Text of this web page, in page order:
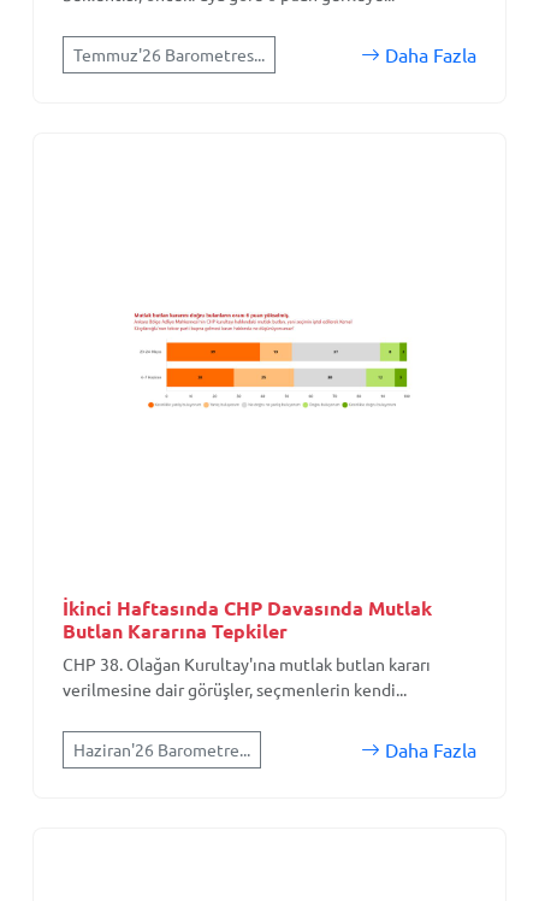
Temmuz'26 Barometres... Daha Fazla
İkinci Haftasında CHP Davasında Mutlak
Butlan Kararına Tepkiler
CHP 38. Olağan Kurultay'ına mutlak butlan kararı
verilmesine dair görüşler, seçmenlerin kendi...
Haziran'26 Barometre... Daha Fazla